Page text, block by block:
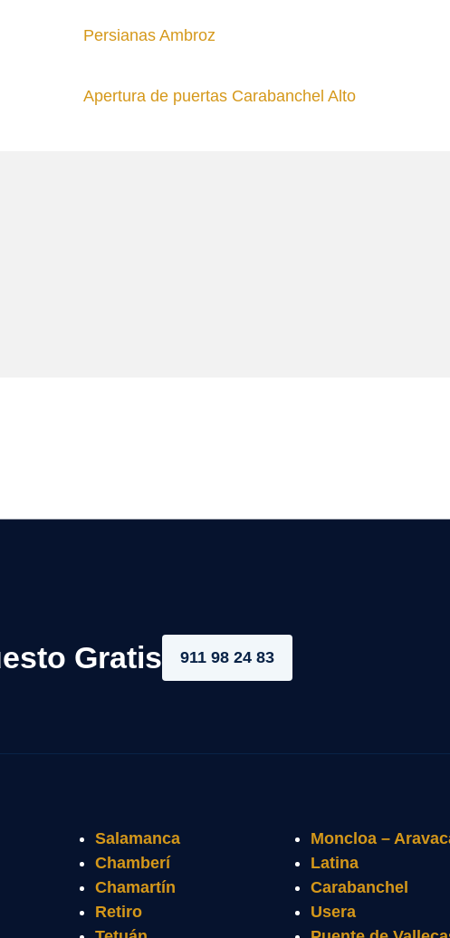
Persianas Ambroz
Apertura de puertas Carabanchel Alto
Gratis 911 98 24 83
Salamanca
Chamberí
Chamartín
Retiro
Moncloa –
Latina
Carabanchel
Usera